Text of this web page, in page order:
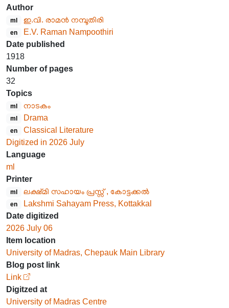
Author
ml ഇ.വി. രാമൻ നമ്പൂതിരി
en
E.V. Raman Nampoothiri
Date published
1918
Number of pages
32
Topics
ml നാടകം
ml Drama
en
Classical Literature
Digitized in 2026 July
Language
ml
Printer
ml ലക്ഷ്മി സഹായം പ്രസ്സ് , കോട്ടക്കൽ
en
Lakshmi Sahayam Press, Kottakkal
Date digitized
2026 July 06
Item location
University of Madras, Chepauk Main Library
Blog post link
Link
Digitzed at
University of Madras Centre